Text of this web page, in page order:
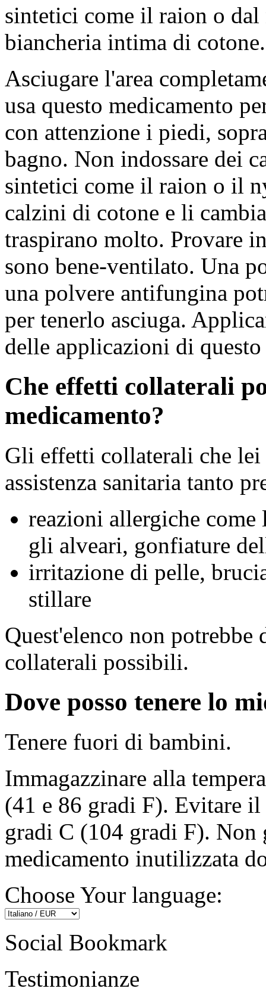
sintetici come il raion o
biancheria intima di cotone.
Asciugare l'area
usa questo medicamento
con attenzione i piedi,
bagno. Non indossare dei
sintetici come il raion o il
calzini di cotone e li
traspirano molto. Provare
sono bene-ventilato. Una
una polvere antifungina
per tenerlo asciuga.
delle applicazioni di
Che effetti collaterali
medicamento?
Gli effetti collaterali che
assistenza sanitaria tanto
reazioni allergiche
gli alveari, gonfiature
irritazione di pelle,
stillare
Quest'elenco non
collaterali possibili.
Dove posso tenere lo
Tenere fuori di bambini.
Immagazzinare alla
(41 e 86 gradi F). Evitare il
gradi C (104 gradi F). Non
medicamento inutilizzata
Choose Your language:
Social Bookmark
Testimonianze